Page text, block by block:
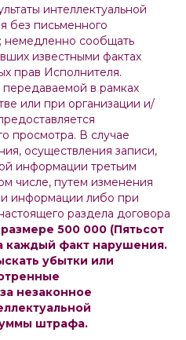
интеллектуальной
без письменного
немедленно сообщать
известными фактах
прав Исполнителя.
в рамках
или при организации и/
просмотра. В случае
осуществления записи,
информации третьим
числе, путем изменения
информации либо при
раздела договора
500 000 (Пятьсот
каждый факт нарушения.
убытки или
незаконное
штрафа.